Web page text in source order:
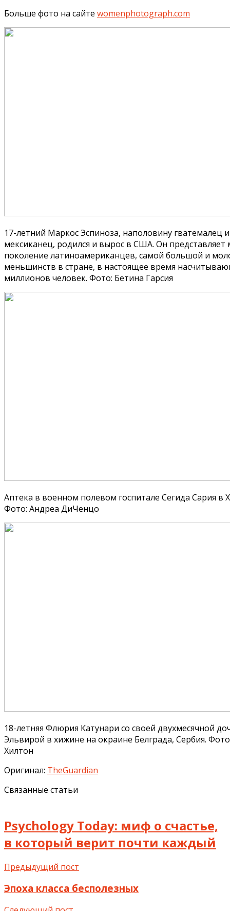
Больше фото на сайте womenphotograph.com
17-летний Маркос Эспиноза, наполовину гватемалец
мексиканец, родился и вырос в США. Он представляет
поколение латиноамериканцев, самой большой и
меньшинств в стране, в настоящее время
миллионов человек. Фото: Бетина Гарсия
Аптека в военном полевом госпитале Сегида Сария в
Фото: Андреа ДиЧенцо
18-летняя Флюрия Катунари со своей двухмесячной
Эльвирой в хижине на окраине Белграда, Сербия.
Хилтон
Оригинал: TheGuardian
Связанные статьи
Psychology Today: миф о счастье,
в который верит почти каждый
Предыдущий пост
Эпоха класса бесполезных